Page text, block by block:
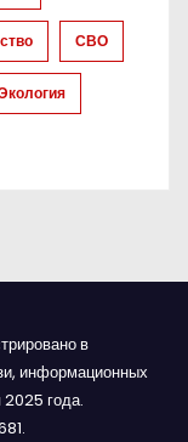
СВО
в
информационных
2025 года.